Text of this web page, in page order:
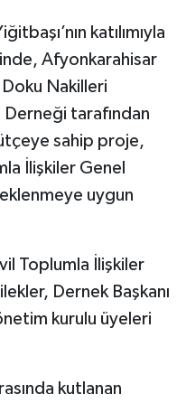
katılımıyla
Afyonkarahisar
Nakilleri
Derneği tarafından
sahip proje,
İlişkiler Genel
uygun
Toplumla İlişkiler
Dernek Başkanı
kurulu üyeleri
kutlanan